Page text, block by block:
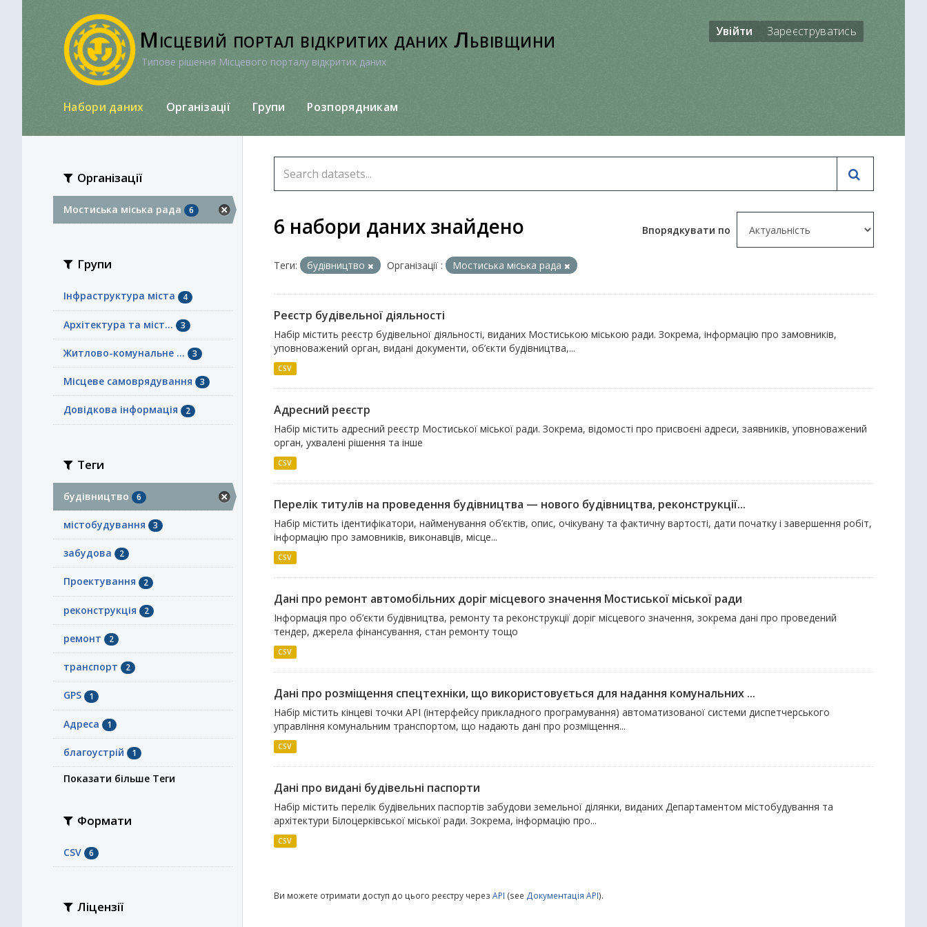
Місцевий портал відкритих даних Львівщини
Типове рішення Місцевого порталу відкритих даних
Увійти Зареєструватись
Набори даних Організації Групи Розпорядникам
Організації
Мостиська міська рада 6
Групи
Інфраструктура міста 4
Архітектура та міст... 3
Житлово-комунальне ... 3
Місцеве самоврядування 3
Довідкова інформація 2
Теги
будівництво 6
містобудування 3
забудова 2
Проектування 2
реконструкція 2
ремонт 2
транспорт 2
GPS 1
Адреса 1
благоустрій 1
Показати більше Теги
Формати
CSV 6
Ліцензії
Впорядкувати по
6 набори даних знайдено
Теги: будівництво Організації : Мостиська міська рада
Реєстр будівельної діяльності
Набір містить реєстр будівельної діяльності, виданих Мостиською міською ради. Зокрема, інформацію про замовників,
уповноважений орган, видані документи, об’єкти будівництва,...
CSV
Адресний реєстр
Набір містить адресний реєстр Мостиської міської ради. Зокрема, відомості про присвоєні адреси, заявників, уповноважений
орган, ухвалені рішення та інше
CSV
Перелік титулів на проведення будівництва — нового будівництва, реконструкції...
Набір містить ідентифікатори, найменування об’єктів, опис, очікувану та фактичну вартості, дати початку і завершення робіт,
інформацію про замовників, виконавців, місце...
CSV
Дані про ремонт автомобільних доріг місцевого значення Мостиської міської ради
Інформація про об’єкти будівництва, ремонту та реконструкції доріг місцевого значення, зокрема дані про проведений
тендер, джерела фінансування, стан ремонту тощо
CSV
Дані про розміщення спецтехніки, що використовується для надання комунальних ...
Набір містить кінцеві точки API (інтерфейсу прикладного програмування) автоматизованої системи диспетчерського
управління комунальним транспортом, що надають дані про розміщення...
CSV
Дані про видані будівельні паспорти
Набір містить перелік будівельних паспортів забудови земельної ділянки, виданих Департаментом містобудування та
архітектури Білоцерківської міської ради. Зокрема, інформацію про...
CSV
Ви можете отримати доступ до цього реєстру через API (see Документація API).